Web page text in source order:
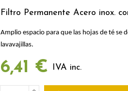
Filtro Permanente Acero inox.
Amplio espacio para que las hojas de té se
lavavajillas.
6,41 € IVA inc.